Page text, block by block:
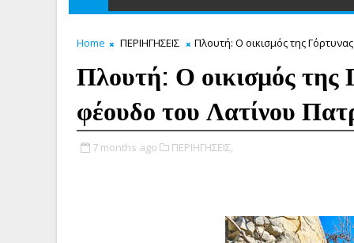
Home ΠΕΡΙΗΓΗΣΕΙΣ Πλουτή: Ο οικισμός της
Πλουτή: Ο οικισμός της
φέουδο του Λατίνου
7 months ago ΠΕΡΙΗΓΗΣΕΙΣ,